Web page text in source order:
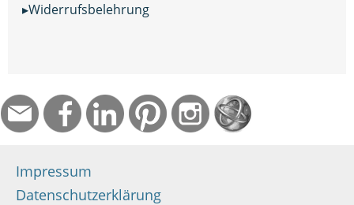
▸Widerrufsbelehrung
Impressum
Datenschutzerklärung